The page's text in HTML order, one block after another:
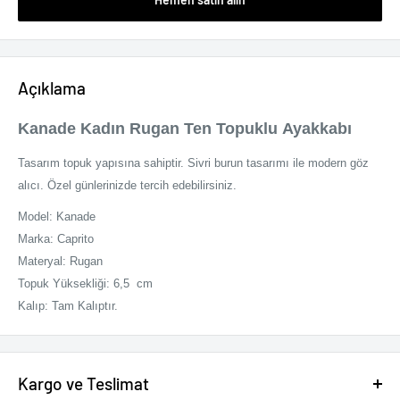
Açıklama
Kanade Kadın Rugan Ten Topuklu Ayakkabı
Tasarım topuk yapısına sahiptir. Sivri burun tasarımı ile modern göz
alıcı. Özel günlerinizde tercih edebilirsiniz.
Model: Kanade
Marka: Caprito
Materyal: Rugan
Topuk Yüksekliği: 6,5 cm
Kalıp: Tam Kalıptır.
Kargo ve Teslimat